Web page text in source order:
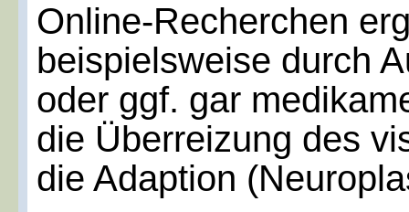
Online-Recherchen
beispielsweise durch
oder ggf. gar
die Überreizung des
die Adaption